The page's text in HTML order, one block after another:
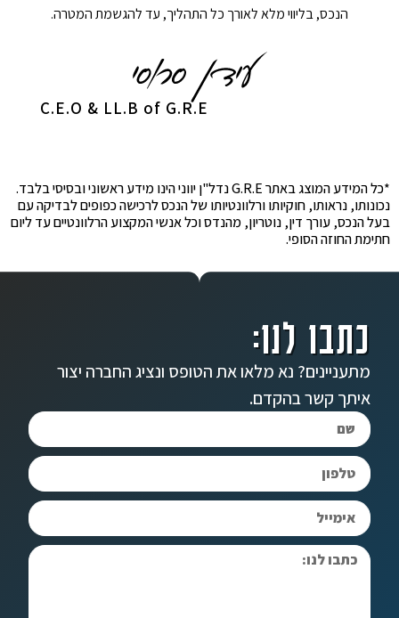
הנכס, בליווי מלא לאורך כל התהליך, עד להגשמת המטרה.
C.E.O & LL.B of G.R.E
*כל המידע המוצג באתר G.R.E נדל"ן יווני הינו מידע ראשוני ובסיסי בלבד.
נכונותו, נראותו, חוקיותו ורלוונטיותו של הנכס לרכישה כפופים לבדיקה עם
בעל הנכס, עורך דין, נוטריון, מהנדס וכל אנשי המקצוע הרלוונטיים עד ליום
חתימת החוזה הסופי.
כתבו לנו:
מתעניינים? נא מלאו את הטופס ונציג החברה יצור
איתך קשר בהקדם.